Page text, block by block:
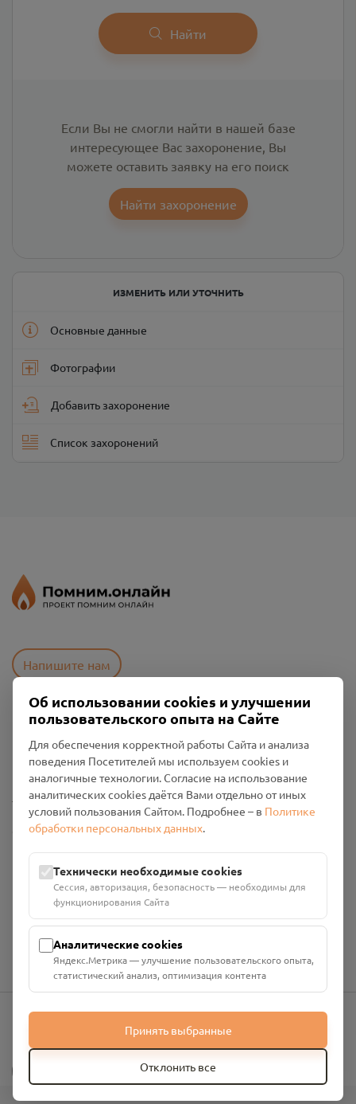
Найти
Если Вы не смогли найти в нашей базе
интересующее Вас захоронение, Вы
можете оставить заявку на его поиск
Найти захоронение
ИЗМЕНИТЬ ИЛИ УТОЧНИТЬ
Основные данные
Фотографии
Добавить захоронение
Список захоронений
Напишите нам
Пользовательское соглашение
Политика конфиденциальности
Промо-материалы
Настройки cookies
Общество с ограниченной ответственностью «Смоленский
ИНН: 6700029207 ОГРН: 1256700001986
Юридический адрес: 216790, Смоленская область, р-н
Руднянский, г. Рудня, улица Западная, д. 26А, пом. 18
Номер счёта: 40702810901130004287 в АО "АЛЬФА-БАНК"
Кор. счёт: 30101810200000000593
info@pomnim.online
Об использовании cookies и улучшении
пользовательского опыта на Сайте
Для обеспечения корректной работы Сайта и анализа
поведения Посетителей мы используем cookies и
аналогичные технологии. Согласие на использование
аналитических cookies даётся Вами отдельно от иных
условий пользования Сайтом. Подробнее – в Политике
обработки персональных данных.
Технически необходимые cookies
Сессия, авторизация, безопасность — необходимы для
функционирования Сайта
Аналитические cookies
Яндекс.Метрика — улучшение пользовательского опыта,
статистический анализ, оптимизация контента
Принять выбранные
Отклонить все